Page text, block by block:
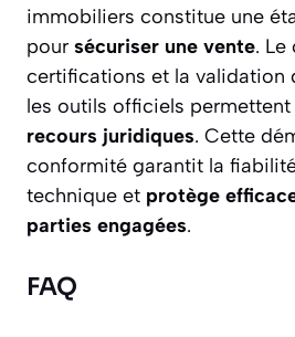
immobiliers constitue une
pour sécuriser une vente. Le
certifications et la validation
les outils officiels permettent
recours juridiques. Cette
conformité garantit la
technique et protège
parties engagées.
FAQ